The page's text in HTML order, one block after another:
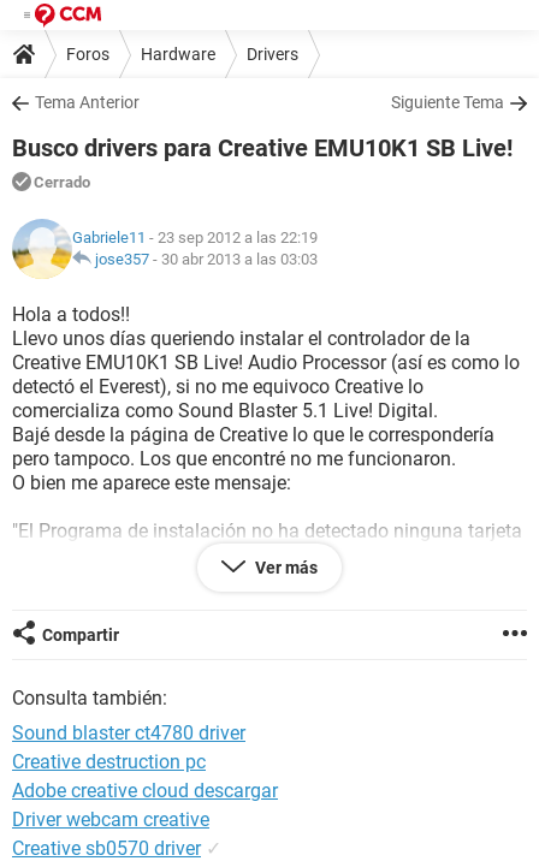
Foros Hardware Drivers
Tema Anterior Siguiente Tema
Busco drivers para Creative EMU10K1 SB Live!
Cerrado
Gabriele11 - 23 sep 2012 a las 22:19
jose357 - 30 abr 2013 a las 03:03
Hola a todos!!
Llevo unos días queriendo instalar el controlador de la
Creative EMU10K1 SB Live! Audio Processor (así es como lo
detectó el Everest), si no me equivoco Creative lo
comercializa como Sound Blaster 5.1 Live! Digital.
Bajé desde la página de Creative lo que le correspondería
pero tampoco. Los que encontré no me funcionaron.
O bien me aparece este mensaje:
"El Programa de instalación no ha detectado ninguna tarjeta
de sonido Sound blaster en el sistema. Asegúrese que el
hardware de Hardware Sound Blaster esté instalado
instlación"
clásico signo de interrogación en amarillo en ---Otros
dispositivos--- Controladora de sonido multimedia
Así que si alguien me puede hechar una mano desde ya le/s
estoy muy agradecido.
Gracias y un saludo!!
Ver más
Compartir
Consulta también:
Sound blaster ct4780 driver
Creative destruction pc
Adobe creative cloud descargar
Driver webcam creative
Creative sb0570 driver ✓